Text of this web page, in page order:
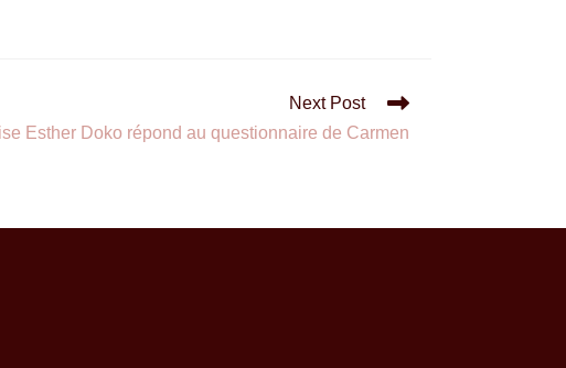
Next Post
Esther Doko répond au questionnaire de Carmen